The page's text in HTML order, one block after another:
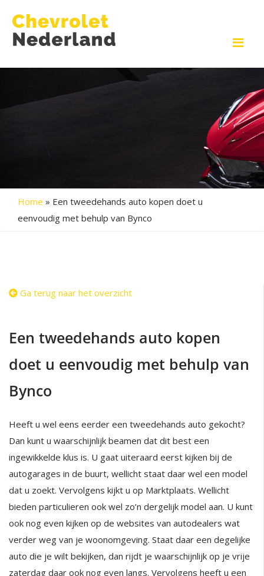
Home » Een tweedehands auto kopen doet u
eenvoudig met behulp van Bynco
Ga terug naar het overzicht
Een tweedehands auto kopen
doet u eenvoudig met behulp van
Bynco
Heeft u wel eens eerder een tweedehands auto gekocht?
Dan kunt u waarschijnlijk beamen dat dit best een
ingewikkelde klus is. U gaat uiteraard eerst kijken bij de
autogarages in de buurt, wellicht staat daar wel een model
dat u zoekt. Vervolgens kijkt u op Marktplaats. Wellicht
bieden particulieren ook wel zo’n dergelijk model aan. U kunt
ook nog even kijken op de websites van autodealers wat
verder weg van je woonomgeving. Staat daar een degelijke
auto die je wilt bekijken, dan rijdt je waarschijnlijk op je vrije
zaterdag daar ook nog even langs. Vervolgens heeft u een